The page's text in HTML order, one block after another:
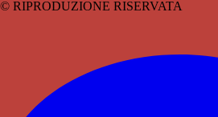
© RIPRODUZIONE RISERVATA